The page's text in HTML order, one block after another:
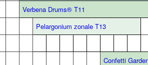
Verbena Drums® T11
Pelargonium zonale T13
Confetti